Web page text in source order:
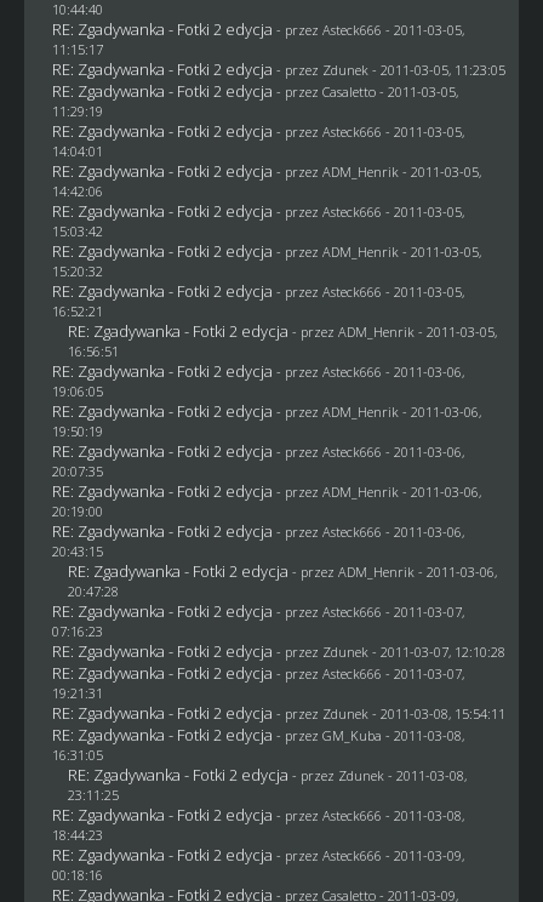
10:44:40
RE: Zgadywanka - Fotki 2 edycja - przez Asteck666 - 2011-03-05,
11:15:17
RE: Zgadywanka - Fotki 2 edycja - przez Zdunek- 2011-03-05, 11:23:05
RE: Zgadywanka - Fotki 2 edycja - przez Casaletto- 2011-03-05,
11:29:19
RE: Zgadywanka - Fotki 2 edycja - przez Asteck666 - 2011-03-05,
14:04:01
RE: Zgadywanka - Fotki 2 edycja - przez ADM_Henrik- 2011-03-05,
14:42:06
RE: Zgadywanka - Fotki 2 edycja - przez Asteck666 - 2011-03-05,
15:03:42
RE: Zgadywanka - Fotki 2 edycja - przez ADM_Henrik- 2011-03-05,
15:20:32
RE: Zgadywanka - Fotki 2 edycja - przez Asteck666 - 2011-03-05,
16:52:21
RE: Zgadywanka - Fotki 2 edycja - przez ADM_Henrik- 2011-03-05,
16:56:51
RE: Zgadywanka - Fotki 2 edycja - przez Asteck666 - 2011-03-06,
19:06:05
RE: Zgadywanka - Fotki 2 edycja - przez ADM_Henrik- 2011-03-06,
19:50:19
RE: Zgadywanka - Fotki 2 edycja - przez Asteck666 - 2011-03-06,
20:07:35
RE: Zgadywanka - Fotki 2 edycja - przez ADM_Henrik- 2011-03-06,
20:19:00
RE: Zgadywanka - Fotki 2 edycja - przez Asteck666 - 2011-03-06,
20:43:15
RE: Zgadywanka - Fotki 2 edycja - przez ADM_Henrik- 2011-03-06,
20:47:28
RE: Zgadywanka - Fotki 2 edycja - przez Asteck666 - 2011-03-07,
07:16:23
RE: Zgadywanka - Fotki 2 edycja - przez Zdunek- 2011-03-07, 12:10:28
RE: Zgadywanka - Fotki 2 edycja - przez Asteck666 - 2011-03-07,
19:21:31
RE: Zgadywanka - Fotki 2 edycja - przez Zdunek- 2011-03-08, 15:54:11
RE: Zgadywanka - Fotki 2 edycja - przez GM_Kuba - 2011-03-08,
16:31:05
RE: Zgadywanka - Fotki 2 edycja - przez Zdunek- 2011-03-08,
23:11:25
RE: Zgadywanka - Fotki 2 edycja - przez Asteck666 - 2011-03-08,
18:44:23
RE: Zgadywanka - Fotki 2 edycja - przez Asteck666 - 2011-03-09,
00:18:16
RE: Zgadywanka - Fotki 2 edycja - przez Casaletto- 2011-03-09,